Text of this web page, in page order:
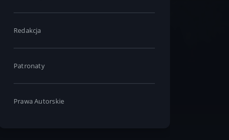
Redakcja
Patronaty
Prawa Autorskie